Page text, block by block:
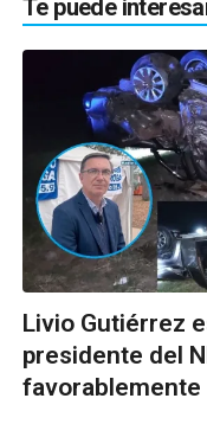
Te puede
Livio Gutiérrez
presidente del
favorablemente